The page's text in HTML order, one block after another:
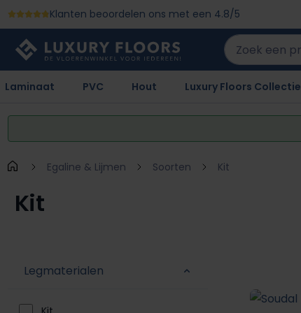
naar de hoofdinhoud
Ga naar de zoekopdracht
Ga naar de hoofdnavigatie
Klanten beoordelen ons met een 4.8/5
Laminaat PVC Hout Luxury Floors Collectie
Egaline & Lijmen Soorten Kit
Kit
Legmaterialen